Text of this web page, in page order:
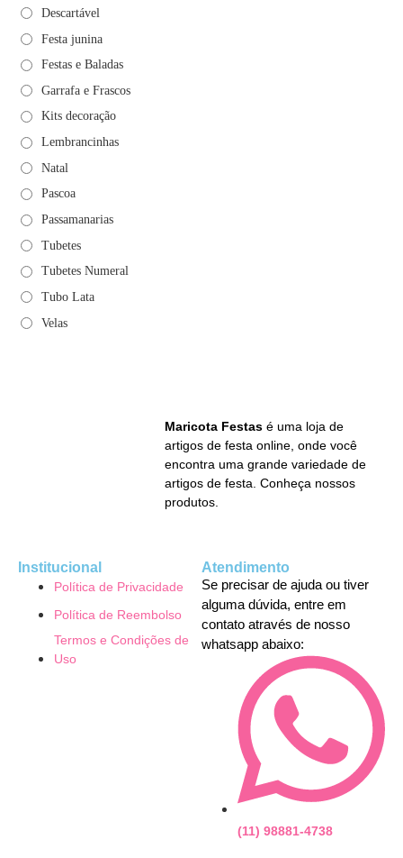
Descartável
Festa junina
Festas e Baladas
Garrafa e Frascos
Kits decoração
Lembrancinhas
Natal
Pascoa
Passamanarias
Tubetes
Tubetes Numeral
Tubo Lata
Velas
Maricota Festas é uma loja de
artigos de festa online, onde você
encontra uma grande variedade de
artigos de festa. Conheça nossos
produtos.
Institucional
Política de Privacidade
Política de Reembolso
Termos e Condições de
Uso
Atendimento
Se precisar de ajuda ou tiver
alguma dúvida, entre em
contato através de nosso
whatsapp abaixo:
(11) 98881-4738